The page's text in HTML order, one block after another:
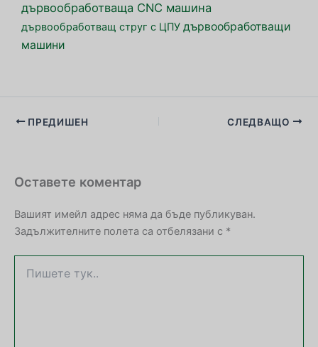
дървообработваща CNC машина
дървообработващ струг с ЦПУ дървообработващи
машини
ПРЕДИШЕН СЛЕДВАЩО
Оставете коментар
Вашият имейл адрес няма да бъде публикуван.
Задължителните полета са отбелязани с *
тук..